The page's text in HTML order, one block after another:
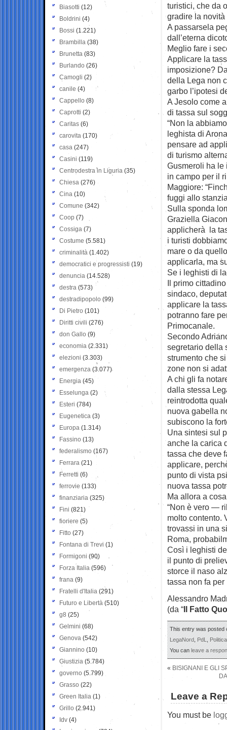
turistici, che da
gradire la novità
A passarsela
dall’eterna
Meglio fare i
Applicare la
imposizione?
della Lega non
garbo l’ipotesi
A Jesolo come
di tassa sul
“Non la
leghista di
pensare ad
di turismo
Gusmeroli ha le
in campo per il
Maggiore:
fuggi allo
Sulla sponda
Graziella
applicherà la
i turisti
mare o da
applicarla, ma
Se i leghisti di
Il primo
sindaco,
applicare la
potranno fare
Primocanale.
Secondo
segretario della
strumento che
zone non si
A chi gli fa
dalla stessa
reintrodotta
nuova gabella
subiscono la
Una sintesi sul
anche la carica
tassa che deve
applicare,
punto di vista
nuova tassa
Ma allora a
“Non è vero —
molto contento.
trovassi in una
Roma,
Così i leghisti
il punto di
storce il naso
tassa non fa per
Alessandro
(da “Il Fatto
This entry was posted
LegaNord,PdL,Politica
You canleave a
« BISIGNANI E GLI
Leave a
You must be
Biasotti (12)
Boldrini (4)
Bossi (1.221)
Brambilla (38)
Brunetta (83)
Burlando (26)
Camogli (2)
canile (4)
Cappello (8)
Caprotti (2)
Caritas (6)
carovita (170)
casa (247)
Casini (119)
Centrodestra in Liguria (35)
Chiesa (276)
Cina (10)
Comune (342)
Coop (7)
Cossiga (7)
Costume (5.581)
criminalità (1.402)
democratici e progressisti (19)
denuncia (14.528)
destra (573)
destradipopolo (99)
Di Pietro (101)
Diritti civili (276)
don Gallo (9)
economia (2.331)
elezioni (3.303)
emergenza (3.077)
Energia (45)
Esselunga (2)
Esteri (784)
Eugenetica (3)
Europa (1.314)
Fassino (13)
federalismo (167)
Ferrara (21)
Ferretti (6)
ferrovie (133)
finanziaria (325)
Fini (821)
fioriere (5)
Fitto (27)
Fontana di Trevi (1)
Formigoni (90)
Forza Italia (596)
frana (9)
Fratelli d'Italia (291)
Futuro e Libertà (510)
g8 (25)
Gelmini (68)
Genova (542)
Giannino (10)
Giustizia (5.784)
governo (5.799)
Grasso (22)
Green Italia (1)
Grillo (2.941)
Idv (4)